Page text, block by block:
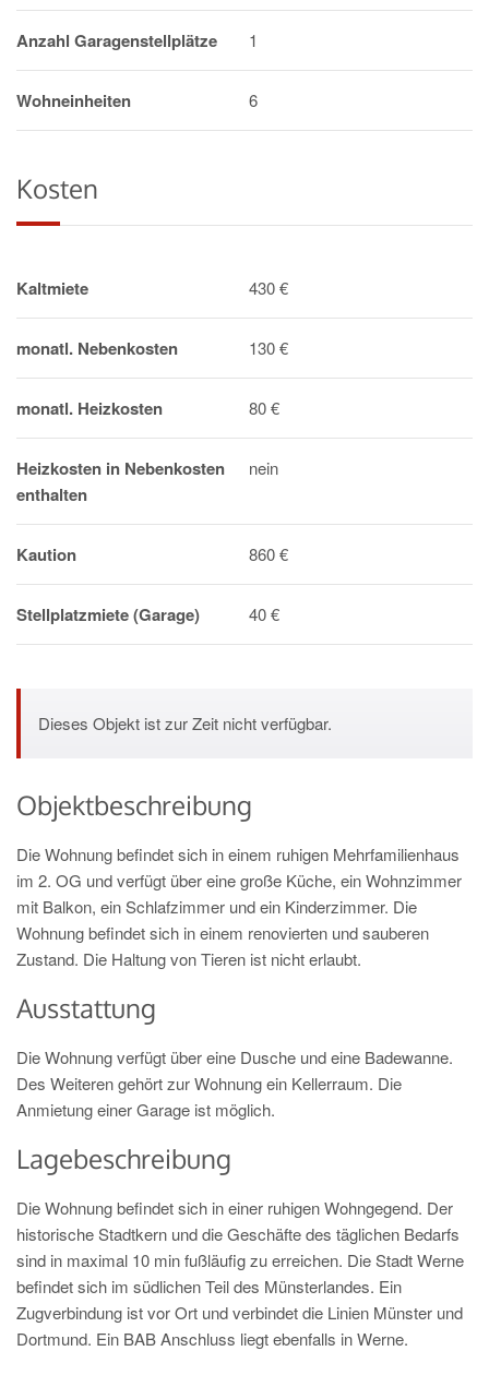
Anzahl Garagenstellplätze 1
Wohneinheiten 6
Kosten
Kaltmiete 430 €
monatl. Nebenkosten 130 €
monatl. Heizkosten 80 €
Heizkosten in Nebenkosten
enthalten
nein
Kaution 860 €
Stellplatzmiete (Garage) 40 €
Dieses Objekt ist zur Zeit nicht verfügbar.
Objektbeschreibung
Die Wohnung befindet sich in einem ruhigen Mehrfamilienhaus
im 2. OG und verfügt über eine große Küche, ein Wohnzimmer
mit Balkon, ein Schlafzimmer und ein Kinderzimmer. Die
Wohnung befindet sich in einem renovierten und sauberen
Zustand. Die Haltung von Tieren ist nicht erlaubt.
Ausstattung
Die Wohnung verfügt über eine Dusche und eine Badewanne.
Des Weiteren gehört zur Wohnung ein Kellerraum. Die
Anmietung einer Garage ist möglich.
Lagebeschreibung
Die Wohnung befindet sich in einer ruhigen Wohngegend. Der
historische Stadtkern und die Geschäfte des täglichen Bedarfs
sind in maximal 10 min fußläufig zu erreichen. Die Stadt Werne
befindet sich im südlichen Teil des Münsterlandes. Ein
Zugverbindung ist vor Ort und verbindet die Linien Münster und
Dortmund. Ein BAB Anschluss liegt ebenfalls in Werne.